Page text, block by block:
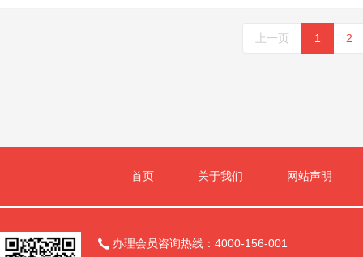
上一页 1 2
首页 关于我们 网站声明
 办理会员咨询热线：4000-156-001